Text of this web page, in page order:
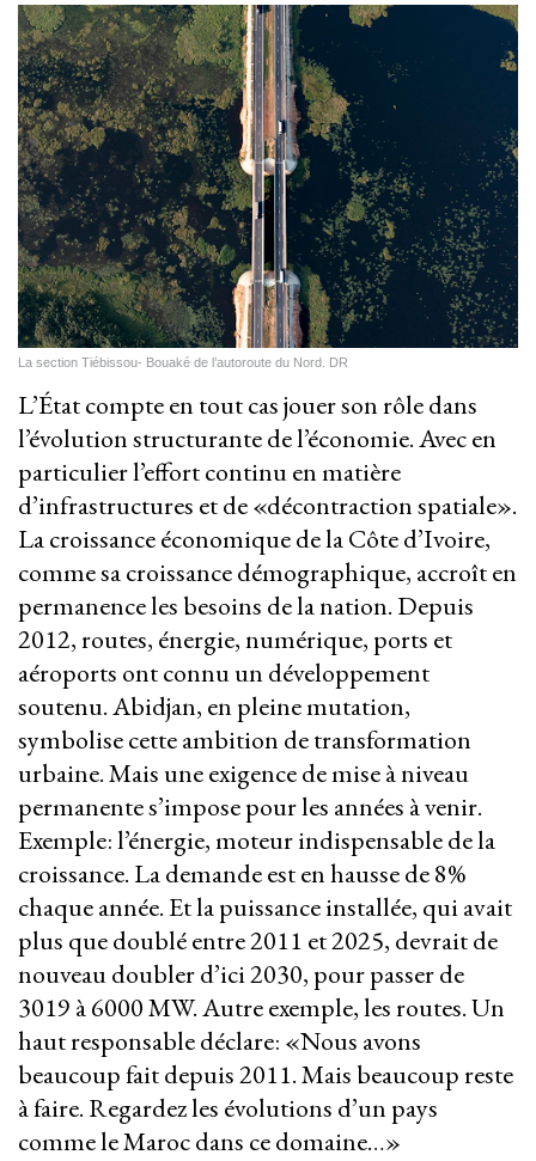
La section Tiébissou- Bouaké de l’autoroute du Nord. DR
L’État compte en tout cas jouer son rôle dans
l’évolution structurante de l’économie. Avec en
particulier l’effort continu en matière
d’infrastructures et de «décontraction spatiale».
La croissance économique de la Côte d’Ivoire,
comme sa croissance démographique, accroît en
permanence les besoins de la nation. Depuis
2012, routes, énergie, numérique, ports et
aéroports ont connu un développement
soutenu. Abidjan, en pleine mutation,
symbolise cette ambition de transformation
urbaine. Mais une exigence de mise à niveau
permanente s’impose pour les années à venir.
Exemple: l’énergie, moteur indispensable de la
croissance. La demande est en hausse de 8%
chaque année. Et la puissance installée, qui avait
plus que doublé entre 2011 et 2025, devrait de
nouveau doubler d’ici 2030, pour passer de
3019 à 6000 MW. Autre exemple, les routes. Un
haut responsable déclare: «Nous avons
beaucoup fait depuis 2011. Mais beaucoup reste
à faire. Regardez les évolutions d’un pays
comme le Maroc dans ce domaine…»